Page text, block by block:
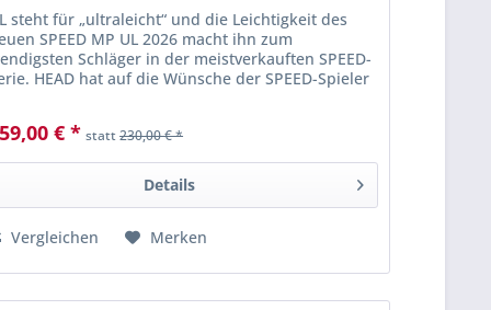
steht für „ultraleicht“ und die Leichtigkeit des
SPEED MP UL 2026 macht ihn zum
Schläger in der meistverkauften SPEED-
HEAD hat auf die Wünsche der SPEED-Spieler
€ * statt230,00 € *
Details
Vergleichen Merken